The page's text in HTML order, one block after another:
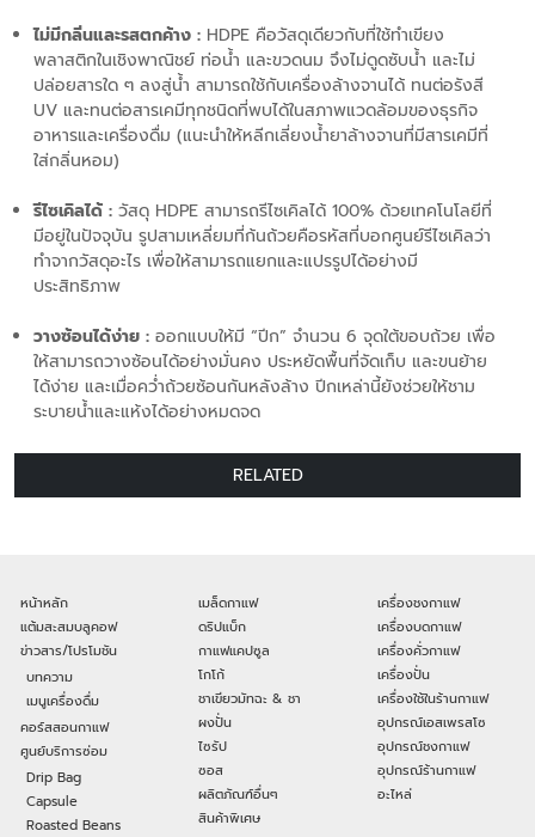
ไม่มีกลิ่นและรสตกค้าง : HDPE คือวัสดุเดียวกับที่ใช้ทำเขียง
พลาสติกในเชิงพาณิชย์ ท่อน้ำ และขวดนม จึงไม่ดูดซับน้ำ และไม่
ปล่อยสารใด ๆ ลงสู่น้ำ สามารถใช้กับเครื่องล้างจานได้ ทนต่อรังสี
UV และทนต่อสารเคมีทุกชนิดที่พบได้ในสภาพแวดล้อมของธุรกิจ
อาหารและเครื่องดื่ม (แนะนำให้หลีกเลี่ยงน้ำยาล้างจานที่มีสารเคมีที่
ใส่กลิ่นหอม)
รีไซเคิลได้ : วัสดุ HDPE สามารถรีไซเคิลได้ 100% ด้วยเทคโนโลยีที่
มีอยู่ในปัจจุบัน รูปสามเหลี่ยมที่ก้นถ้วยคือรหัสที่บอกศูนย์รีไซเคิลว่า
ทำจากวัสดุอะไร เพื่อให้สามารถแยกและแปรรูปได้อย่างมี
ประสิทธิภาพ
วางซ้อนได้ง่าย : ออกแบบให้มี “ปีก” จำนวน 6 จุดใต้ขอบถ้วย เพื่อ
ให้สามารถวางซ้อนได้อย่างมั่นคง ประหยัดพื้นที่จัดเก็บ และขนย้าย
ได้ง่าย และเมื่อคว่ำถ้วยซ้อนกันหลังล้าง ปีกเหล่านี้ยังช่วยให้ชาม
ระบายน้ำและแห้งได้อย่างหมดจด
RELATED
หน้าหลัก
แต้มสะสมบลูคอฟ
ข่าวสาร/โปรโมชัน
บทความ
เมนูเครื่องดื่ม
คอร์สสอนกาแฟ
ศูนย์บริการซ่อม
Drip Bag
Capsule
Roasted Beans
เมล็ดกาแฟ
ดริปแบ็ก
กาแฟแคปซูล
โกโก้
ชาเขียวมัทฉะ & ชา
ผงปั่น
ไซรัป
ซอส
ผลิตภัณฑ์อื่นๆ
สินค้าพิเศษ
เครื่องชงกาแฟ
เครื่องบดกาแฟ
เครื่องคั่วกาแฟ
เครื่องปั่น
เครื่องใช้ในร้านกาแฟ
อุปกรณ์เอสเพรสโซ
อุปกรณ์ชงกาแฟ
อุปกรณ์ร้านกาแฟ
อะไหล่